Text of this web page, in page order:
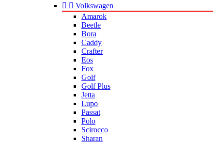
  Volkswagen
Amarok
Beetle
Bora
Caddy
Crafter
Eos
Fox
Golf
Golf Plus
Jetta
Lupo
Passat
Polo
Scirocco
Sharan